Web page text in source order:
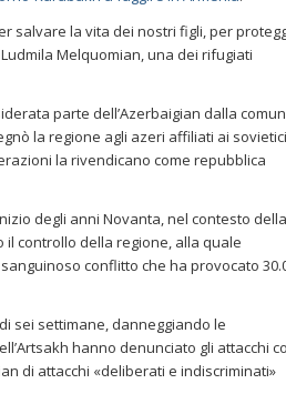
salvare la vita dei nostri figli, per
Melquomian, una dei rifugiati
parte dell’Azerbaigian dalla
la regione agli azeri affiliati ai sovietici
la rivendicano come repubblica
degli anni Novanta, nel contesto della
il controllo della regione, alla quale
conflitto che ha provocato
sei settimane, danneggiando le
hanno denunciato gli attacchi
di attacchi «deliberati e indiscriminati»